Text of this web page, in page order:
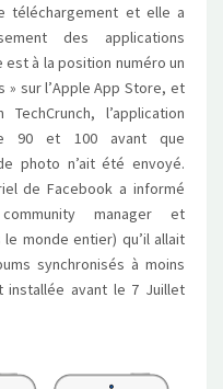
téléchargement et elle a
des applications
est à la position numéro un
» sur l’Apple App Store, et
l’application
90 et 100 avant que
photo n’ait été envoyé.
de Facebook a informé
manager et
monde entier) qu’il allait
synchronisés à moins
installée avant le 7 Juillet